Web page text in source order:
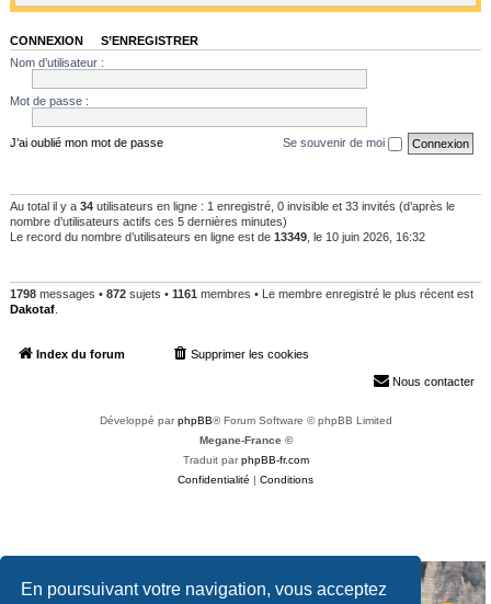
En poursuivant votre navigation, vous acceptez
CONNEXION
S’ENREGISTRER
Nom d’utilisateur :
Mot de passe :
J’ai oublié mon mot de passe Se souvenir de moi
Au total il y a 34 utilisateurs en ligne : 1 enregistré, 0 invisible et 33 invités (d’après le
nombre d’utilisateurs actifs ces 5 dernières minutes)
Le record du nombre d’utilisateurs en ligne est de 13349 , le 10 juin 2026, 16:32
1798 messages • 872 sujets • 1161 membres • Le membre enregistré le plus récent est
Dakotaf
Index du forum Supprimer les cookies
Nous contacter
Développé parphpBB® Forum Software © phpBB Limited
Megane-France ©
Traduit parphpBB-fr.com
Confidentialité | Conditions